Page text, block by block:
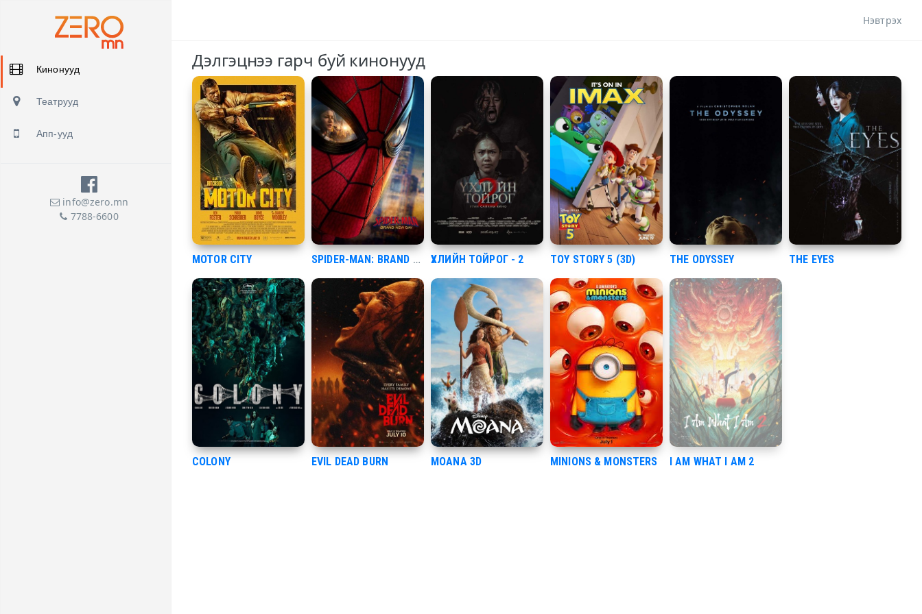
Кинонууд
Театрууд
Апп-ууд
info@zero.mn
7788-6600
Нэвтрэх
Дэлгэцнээ гарч буй кинонууд
MOTOR CITY SPIDER-MAN: BRAND NEW DAY [3D] ҮХЛИЙН ТОЙРОГ - 2 TOY STORY 5 (3D) THE ODYSSEY THE EYES
COLONY EVIL DEAD BURN MOANA 3D MINIONS & MONSTERS I AM WHAT I AM 2